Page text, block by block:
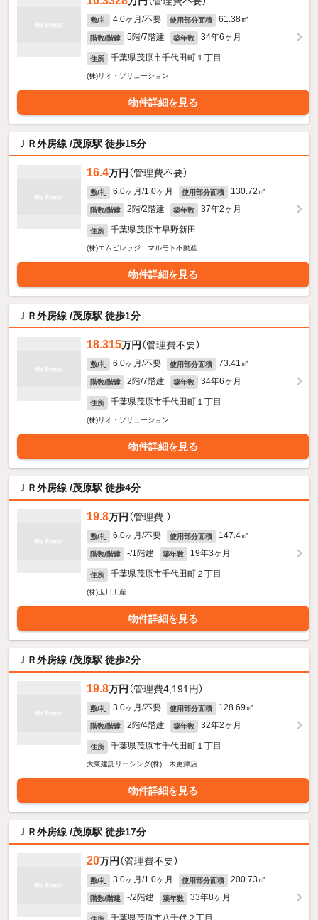
敷/礼 4.0ヶ月/不要 使用部分面積 61.38㎡
階数/階建 5階/7階建 築年数 34年6ヶ月
住所 千葉県茂原市千代田町１丁目
(株)リオ・ソリューション
物件詳細を見る
ＪＲ外房線 /茂原駅 徒歩15分
16.4万円 （管理費不要）
敷/礼 6.0ヶ月/1.0ヶ月 使用部分面積 130.72㎡
階数/階建 2階/2階建 築年数 37年2ヶ月
住所 千葉県茂原市早野新田
(株)エムビレッジ マルモト不動産
物件詳細を見る
ＪＲ外房線 /茂原駅 徒歩1分
18.315万円 （管理費不要）
敷/礼 6.0ヶ月/不要 使用部分面積 73.41㎡
階数/階建 2階/7階建 築年数 34年6ヶ月
住所 千葉県茂原市千代田町１丁目
(株)リオ・ソリューション
物件詳細を見る
ＪＲ外房線 /茂原駅 徒歩4分
19.8万円 （管理費-）
敷/礼 6.0ヶ月/不要 使用部分面積 147.4㎡
階数/階建 -/1階建 築年数 19年3ヶ月
住所 千葉県茂原市千代田町２丁目
(株)玉川工産
物件詳細を見る
ＪＲ外房線 /茂原駅 徒歩2分
19.8万円 （管理費4,191円）
敷/礼 3.0ヶ月/不要 使用部分面積 128.69㎡
階数/階建 2階/4階建 築年数 32年2ヶ月
住所 千葉県茂原市千代田町１丁目
大東建託リーシング(株) 木更津店
物件詳細を見る
ＪＲ外房線 /茂原駅 徒歩17分
20万円 （管理費不要）
敷/礼 3.0ヶ月/1.0ヶ月 使用部分面積 200.73㎡
階数/階建 -/2階建 築年数 33年8ヶ月